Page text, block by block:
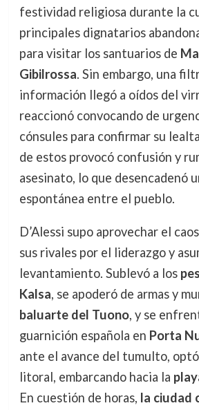
festividad religiosa durante la
principales dignatarios
para visitar los santuarios de
Gibilrossa. Sin embargo, una
información llegó a oídos del
reaccionó convocando de
cónsules para confirmar su
de estos provocó confusión y
asesinato, lo que desencadenó
espontánea entre el pueblo.
D’Alessi supo aprovechar el
sus rivales por el liderazgo y
levantamiento. Sublevó a los
Kalsa, se apoderó de armas y
baluarte del Tuono, y se
guarnición española en Porta
ante el avance del tumulto,
litoral, embarcando hacia la
En cuestión de horas, la ciudad